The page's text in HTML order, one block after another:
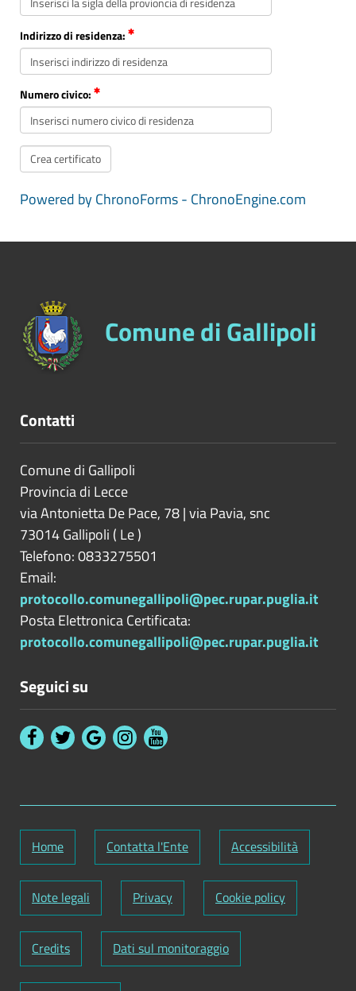
Indirizzo di residenza:
Numero civico:
Powered by ChronoForms - ChronoEngine.com
Comune di Gallipoli
Contatti
Comune di Gallipoli
Provincia di Lecce
via Antonietta De Pace, 78 | via Pavia, snc
73014Gallipoli ( Le)
Telefono: 0833275501
Email:
protocollo.comunegallipoli@pec.rupar.puglia.it
Posta Elettronica Certificata:
protocollo.comunegallipoli@pec.rupar.puglia.it
Seguici su
Home Contatta l'Ente Accessibilità
Note legali Privacy Cookie policy
Credits Dati sul monitoraggio